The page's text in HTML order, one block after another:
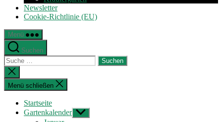
Newsletter
Cookie-Richtlinie (EU)
Menü
Suchen
Suche
nach:
Suche
schließen
Menü schließen
Startseite
Gartenkalender Untermenü
anzeigen